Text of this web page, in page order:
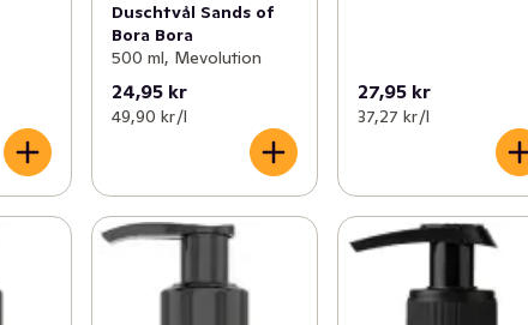
Duschtvål Sands of
Bora Bora
500 ml, Mevolution
24,95 kr
49,90 kr /l
27,95 kr
37,27 kr /l